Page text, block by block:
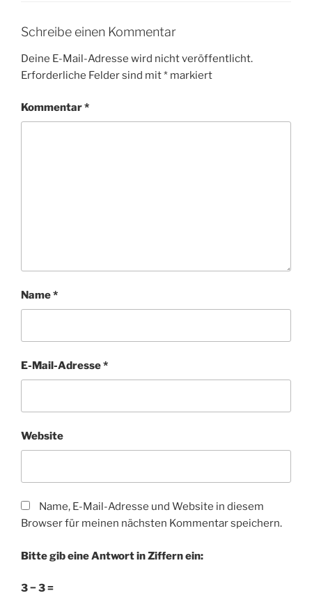
Schreibe einen Kommentar
Deine E-Mail-Adresse wird nicht veröffentlicht.
Erforderliche Felder sind mit* markiert
Kommentar*
Name*
E-Mail-Adresse*
Website
Name, E-Mail-Adresse und Website in diesem
Browser für meinen nächsten Kommentar speichern.
Bitte gib eine Antwort in Ziffern ein:
3 − 3 =